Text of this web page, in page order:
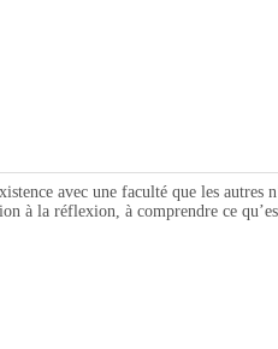
avec une faculté que les
à la réflexion, à comprendre ce